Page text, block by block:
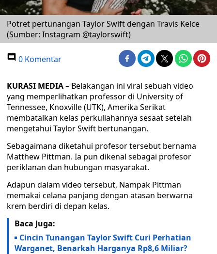
Potret pertunangan Taylor Swift dengan Travis Kelce
(Sumber: Instagram @taylorswift)
0 Komentar
KURASI MEDIA– Belakangan ini viral sebuah video
yang memperlihatkan professor di University of
Tennessee, Knoxville (UTK), Amerika Serikat
membatalkan kelas perkuliahannya sesaat setelah
mengetahui Taylor Swift bertunangan.
Sebagaimana diketahui profesor tersebut bernama
Matthew Pittman. Ia pun dikenal sebagai profesor
periklanan dan hubungan masyarakat.
Adapun dalam video tersebut, Nampak Pittman
memakai celana panjang dengan atasan berwarna
krem berdiri di depan kelas.
Baca Juga:
Cincin Tunangan Taylor Swift Curi Perhatian
Warganet, Benarkah Harganya Rp8,6 Miliar?